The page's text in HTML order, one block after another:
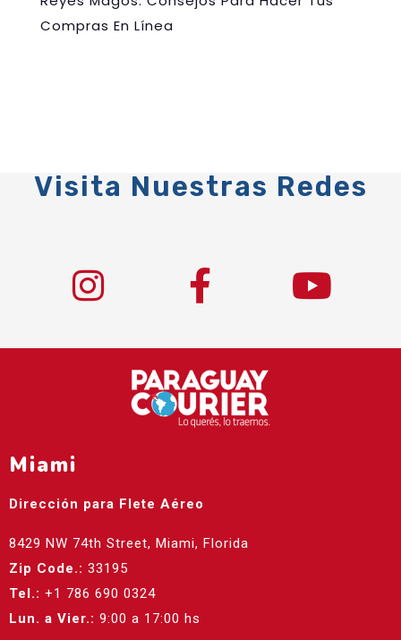
Compras En Línea
Visita Nuestras Redes
Miami
Dirección para Flete Aéreo
8429 NW 74th Street, Miami, Florida
Zip Code.: 33195
Tel.: +1 786 690 0324
Lun. a Vier.: 9:00 a 17:00 hs